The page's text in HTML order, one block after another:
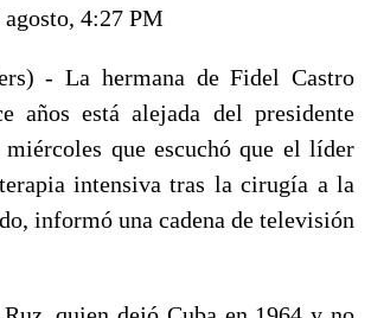
4:27 PM
- La hermana de Fidel Castro
años está alejada del presidente
que escuchó que el líder
intensiva tras la cirugía a la
informó una cadena de televisión